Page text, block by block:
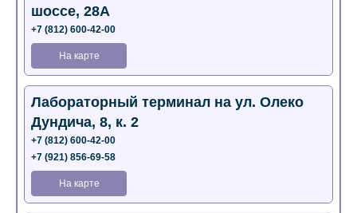
шоссе, 28А
+7 (812) 600-42-00
На карте
Лабораторный терминал на ул. Олеко
Дундича, 8, к. 2
+7 (812) 600-42-00
+7 (921) 856-69-58
На карте